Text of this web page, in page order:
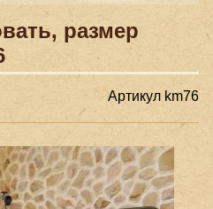
размер
Артикул km76